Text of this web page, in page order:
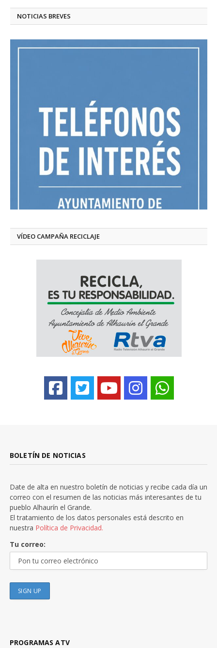
NOTICIAS BREVES
VÍDEO CAMPAÑA RECICLAJE
BOLETÍN DE NOTICIAS
Date de alta en nuestro boletín de noticias y recibe cada día un
correo con el resumen de las noticias más interesantes de tu
pueblo Alhaurín el Grande.
El tratamiento de los datos personales está descrito en
nuestra Política de Privacidad.
Tu correo:
PROGRAMAS ATV